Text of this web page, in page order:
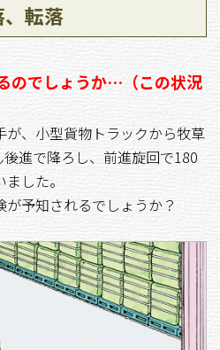
転落
のでしょうか…（この状況
、小型貨物トラックから牧草
進で降ろし、前進旋回で180
した。
予知されるでしょうか？